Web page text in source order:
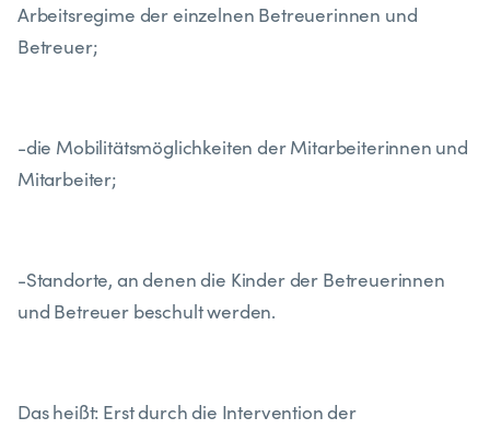
Arbeitsregime der einzelnen Betreuerinnen und
Betreuer;
-die Mobilitätsmöglichkeiten der Mitarbeiterinnen und
Mitarbeiter;
-Standorte, an denen die Kinder der Betreuerinnen
und Betreuer beschult werden.
Das heißt: Erst durch die Intervention der